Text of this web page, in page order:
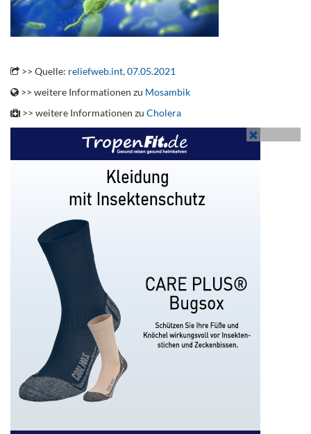
>> Quelle: reliefweb.int, 07.05.2021
>> weitere Informationen zu Mosambik
>> weitere Informationen zu Cholera